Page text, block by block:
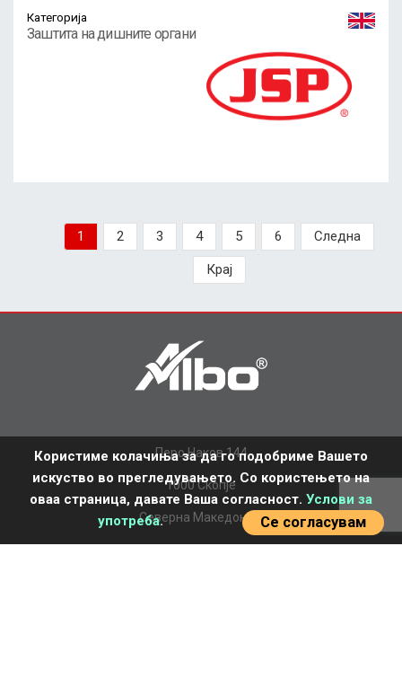
Категорија
Заштита на дишните органи
1 2 3 4 5 6 Следна
Крај
Перо Наков 144
1000 Скопје
Северна Македонија
Користиме колачиња за да го подобриме Вашето
искуство во прегледувањето. Со користењето на
оваа страница, давате Ваша согласност. Услови за
употреба. Се согласувам